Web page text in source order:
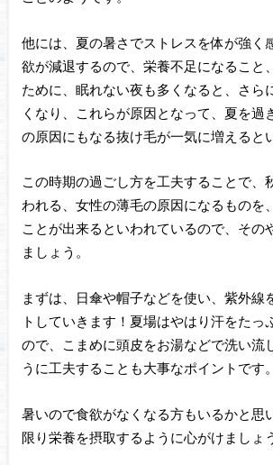
他には、夏の暑さでストレスを体が強く
欲が減退するので、栄養不足になること
ために、眠れない夜も多くなると、さら
くなり、これらが原因となって、夏を過
の原因にもなる抜け毛が一気に増えると
この時期の過ごし方を工夫することで、
われる、女性の薄毛の原因になるものを
ことが出来るといわれているので、その
ましょう。
まずは、日傘や帽子などを使い、紫外線
トしていきます！夏場はやはり汗をたっ
ので、こまめに頭皮をお湯などで洗い流
うに工夫することも大事なポイントです。
暑いので食欲がなくなる方もいるかと思
限り栄養を摂取するように心がけましょ